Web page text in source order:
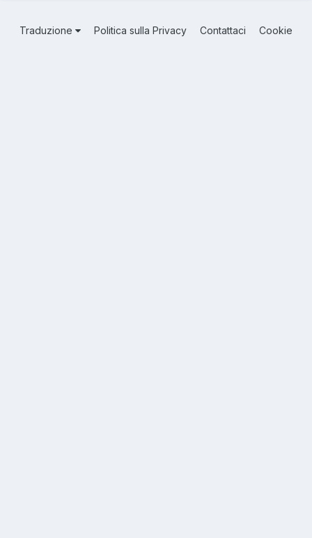
Traduzione Politica sulla Privacy Contattaci Cookie